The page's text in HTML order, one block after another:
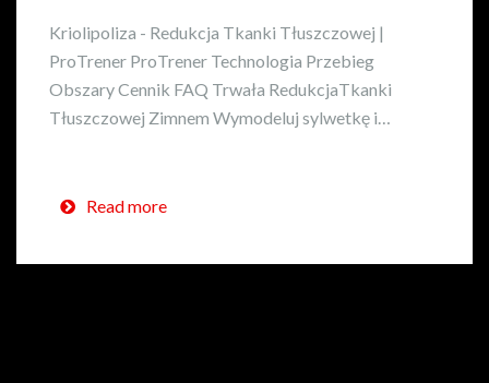
Kriolipoliza - Redukcja Tkanki Tłuszczowej |
ProTrener ProTrener Technologia Przebieg
Obszary Cennik FAQ Trwała RedukcjaTkanki
Tłuszczowej Zimnem Wymodeluj sylwetkę i…
Read more